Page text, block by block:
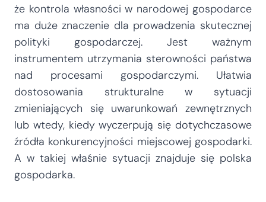
że kontrola własności w narodowej gospodarce
ma duże znaczenie dla prowadzenia skutecznej
polityki gospodarczej. Jest ważnym
instrumentem utrzymania sterowności państwa
nad procesami gospodarczymi. Ułatwia
dostosowania strukturalne w sytuacji
zmieniających się uwarunkowań zewnętrznych
lub wtedy, kiedy wyczerpują się dotychczasowe
źródła konkurencyjności miejscowej gospodarki.
A w takiej właśnie sytuacji znajduje się polska
gospodarka.